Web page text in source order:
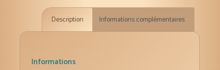
(Ahibero)
essentielle
Description Informations complémentaires
Informations